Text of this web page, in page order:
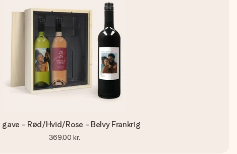
gave - Rød/Hvid/Rose - Belvy Frankrig
369,00 kr.